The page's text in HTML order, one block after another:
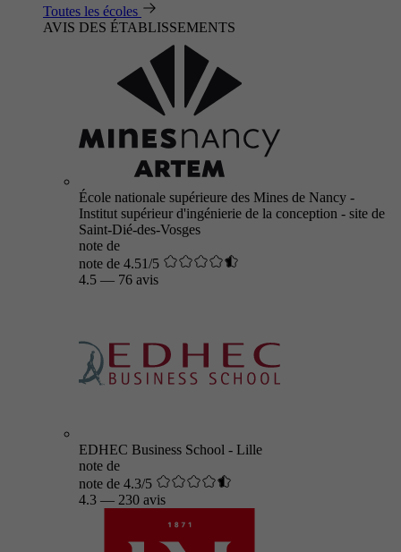
Toutes les écoles
AVIS DES ÉTABLISSEMENTS
École nationale supérieure des Mines de Nancy -
Institut supérieur d'ingénierie de la conception - site de
Saint-Dié-des-Vosges
note de
note de 4.51/5
4.5 — 76 avis
EDHEC Business School - Lille
note de
note de 4.3/5
4.3 — 230 avis